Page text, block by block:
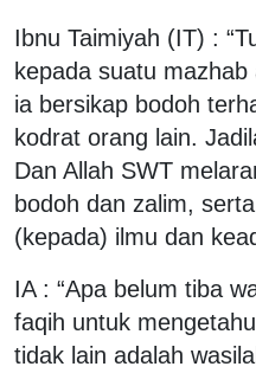
Ibnu Taimiyah (IT) :
kepada suatu
ia bersikap bodoh
kodrat orang lain.
Dan Allah SWT
bodoh dan zalim,
(kepada) ilmu dan
IA : “Apa belum tiba
faqih untuk
tidak lain adalah